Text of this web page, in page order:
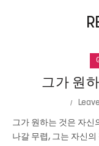
그가 원
그가 원하는 것은 자신
나갈 무렵, 그는 자신